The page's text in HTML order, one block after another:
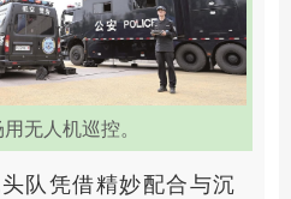
无人机巡控。
队凭借精妙配合与沉